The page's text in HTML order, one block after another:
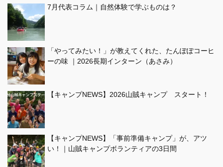
7月代表コラム｜自然体験で学ぶものは？
「やってみたい！」が教えてくれた、たんぽぽコーヒ
ーの味 ｜2026長期インターン（あさみ）
【キャンプNEWS】2026山賊キャンプ スタート！
【キャンプNEWS】「事前準備キャンプ」が、アツ
い！｜山賊キャンプボランティアの3日間